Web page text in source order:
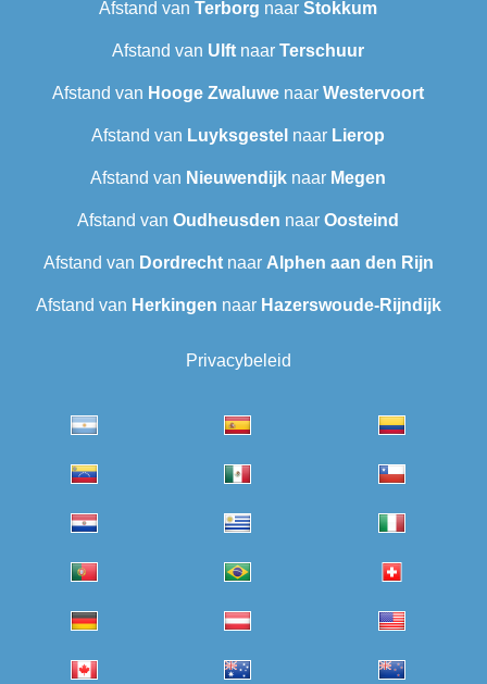
Afstand van Terborg naar Stokkum
Afstand van Ulft naar Terschuur
Afstand van Hooge Zwaluwe naar Westervoort
Afstand van Luyksgestel naar Lierop
Afstand van Nieuwendijk naar Megen
Afstand van Oudheusden naar Oosteind
Afstand van Dordrechtnaar Alphen aan den Rijn
Afstand van Herkingen naar Hazerswoude-Rijndijk
Privacybeleid